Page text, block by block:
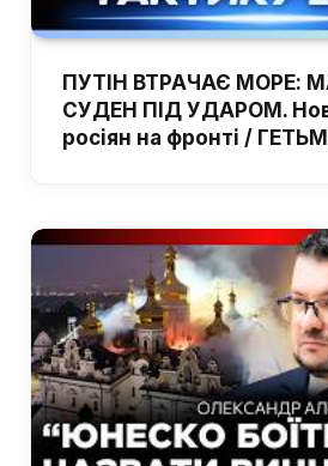
ПУТІН ВТРАЧАЄ МОРЕ:
СУДЕН ПІД УДАРОМ.
росіян на фронті /